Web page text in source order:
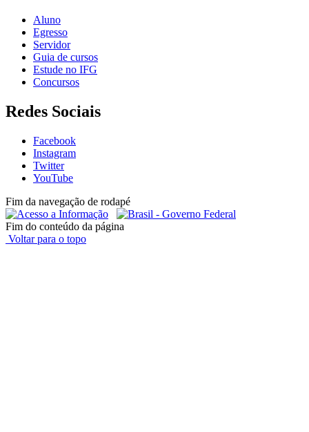
Aluno
Egresso
Servidor
Guia de cursos
Estude no IFG
Concursos
Redes Sociais
Facebook
Instagram
Twitter
YouTube
Fim da navegação de rodapé
Fim do conteúdo da página
Voltar para o topo